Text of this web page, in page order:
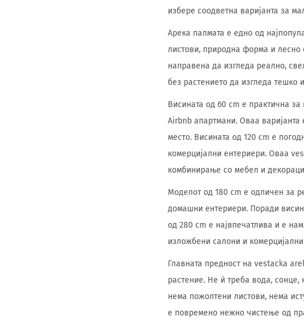
избере соодветна варијанта за
Арека палмата е едно од
листови, природна форма и
направена да изгледа реално,
без растението да изгледа тешко
Висината од 60 cm е практична
Airbnb апартмани. Оваа
место. Висината од 120 cm е
комерцијални ентериери. Оваа
комбинирање со мебел и
Моделот од 180 cm е одличен за
домашни ентериери. Поради
од 280 cm е највпечатлива и е
изложбени салони и
Главната предност на vestacka
растение. Не ѝ треба вода,
нема пожолтени листови, нема
е повремено нежно чистење од